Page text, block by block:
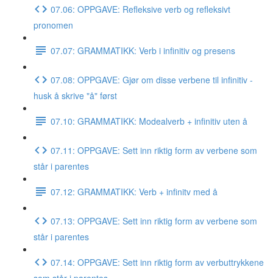
07.06: OPPGAVE: Refleksive verb og refleksivt
pronomen
07.07: GRAMMATIKK: Verb i infinitiv og presens
07.08: OPPGAVE: Gjør om disse verbene til infinitiv -
husk å skrive "å" først
07.10: GRAMMATIKK: Modealverb + infinitiv uten å
07.11: OPPGAVE: Sett inn riktig form av verbene som
står i parentes
07.12: GRAMMATIKK: Verb + infinitv med å
07.13: OPPGAVE: Sett inn riktig form av verbene som
står i parentes
07.14: OPPGAVE: Sett inn riktig form av verbuttrykkene